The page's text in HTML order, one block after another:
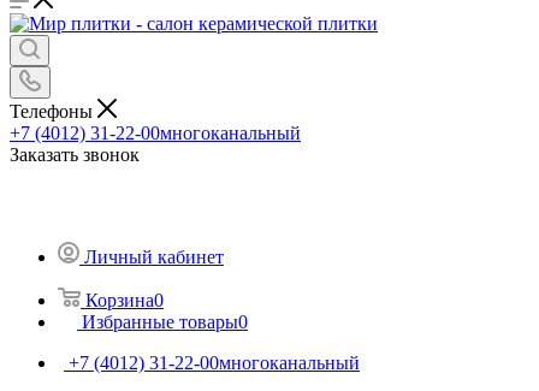
Телефоны
+7 (4012) 31-22-00многоканальный
Заказать звонок
Личный кабинет
Корзина0
Избранные товары0
+7 (4012) 31-22-00многоканальный